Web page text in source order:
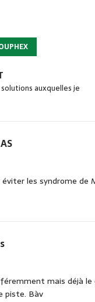
auxquelles je
les syndrome de
mais déjà le
piste. Bàv